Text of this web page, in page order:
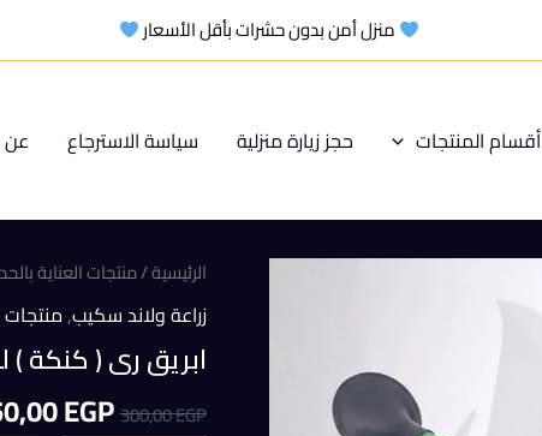
منزل أمن بدون حشرات بأقل الأسعار
أقسام المنتجات حجز زيارة منزلية سياسة الاسترجاع عن
الرئيسية/منتجات العناية
زراعة ولاند سكيب,منتجات
ابريق رى ( كنكة )
300,00EGP
السعر
EGP